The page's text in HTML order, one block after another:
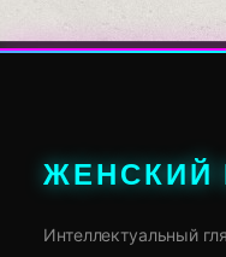
ЖЕНСКИЙ
Интеллектуальный